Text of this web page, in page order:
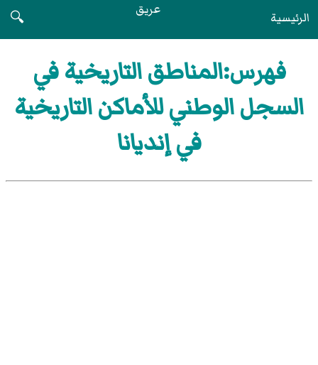
الرئيسية عريق
🔍
فهرس:المناطق التاريخية في
السجل الوطني للأماكن التاريخية
في إنديانا